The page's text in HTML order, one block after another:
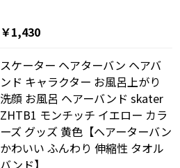
￥1,430
スケーター ヘアターバン ヘアバ
ンド キャラクター お風呂上がり
洗顔 お風呂 ヘアーバンド skater
ZHTB1 モンチッチ イエロー カラ
ーズ グッズ 黄色【ヘアーターバン
かわいい ふんわり 伸縮性 タオル
バンド】